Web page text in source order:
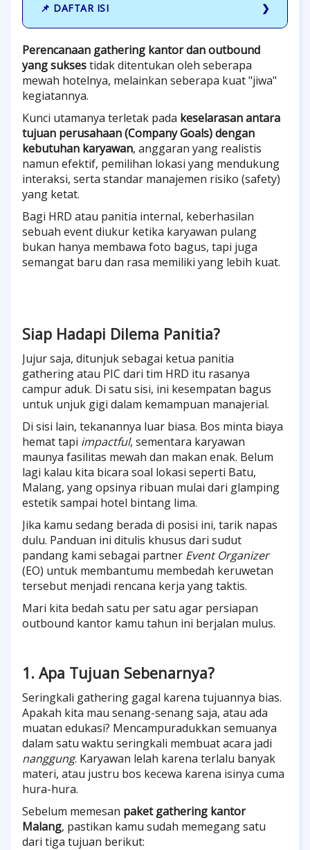
📌 DAFTAR ISI
Perencanaan gathering kantor dan outbound
yang suksestidak ditentukan oleh seberapa
mewah hotelnya, melainkan seberapa kuat "jiwa"
kegiatannya.
Kunci utamanya terletak pada keselarasan antara
tujuan perusahaan (Company Goals) dengan
kebutuhan karyawan, anggaran yang realistis
namun efektif, pemilihan lokasi yang mendukung
interaksi, serta standar manajemen risiko (safety)
yang ketat.
Bagi HRD atau panitia internal, keberhasilan
sebuah event diukur ketika karyawan pulang
bukan hanya membawa foto bagus, tapi juga
semangat baru dan rasa memiliki yang lebih kuat.
Siap Hadapi Dilema Panitia?
Jujur saja, ditunjuk sebagai ketua panitia
gathering atau PIC dari tim HRD itu rasanya
campur aduk. Di satu sisi, ini kesempatan bagus
untuk unjuk gigi dalam kemampuan manajerial.
Di sisi lain, tekanannya luar biasa. Bos minta biaya
hemat tapi impactful, sementara karyawan
maunya fasilitas mewah dan makan enak. Belum
lagi kalau kita bicara soal lokasi seperti Batu,
Malang, yang opsinya ribuan mulai dari glamping
estetik sampai hotel bintang lima.
Jika kamu sedang berada di posisi ini, tarik napas
dulu. Panduan ini ditulis khusus dari sudut
pandang kami sebagai partner Event Organizer
(EO) untuk membantumu membedah keruwetan
tersebut menjadi rencana kerja yang taktis.
Mari kita bedah satu per satu agar persiapan
outbound kantor kamu tahun ini berjalan mulus.
1. Apa Tujuan Sebenarnya?
Seringkali gathering gagal karena tujuannya bias.
Apakah kita mau senang-senang saja, atau ada
muatan edukasi? Mencampuradukkan semuanya
dalam satu waktu seringkali membuat acara jadi
nanggung. Karyawan lelah karena terlalu banyak
materi, atau justru bos kecewa karena isinya cuma
hura-hura.
Sebelum memesan paket gathering kantor
Malang, pastikan kamu sudah memegang satu
dari tiga tujuan berikut: